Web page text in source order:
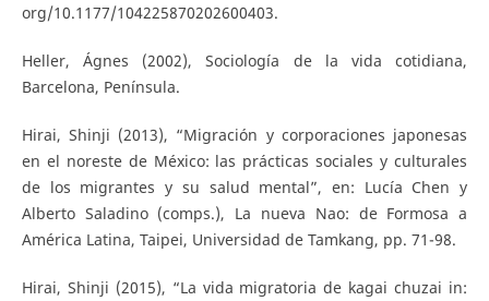
org/10.1177/104225870202600403.
Heller, Ágnes (2002), Sociología de la vida cotidiana,
Barcelona, Península.
Hirai, Shinji (2013), “Migración y corporaciones japonesas
en el noreste de México: las prácticas sociales y culturales
de los migrantes y su salud mental”, en: Lucía Chen y
Alberto Saladino (comps.), La nueva Nao: de Formosa a
América Latina, Taipei, Universidad de Tamkang, pp. 71-98.
Hirai, Shinji (2015), “La vida migratoria de kagai chuzai in: